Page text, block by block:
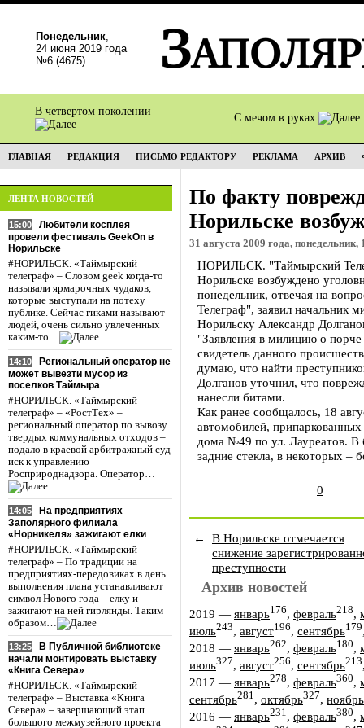
Понедельник,
24 июня 2019 года
№6 (4675)
В четвертом поколении
С мечом в руках
ГЛАВНАЯ РЕДАКЦИЯ ПИСЬМО РЕДАКТОРУ РЕКЛАМА АРХИВ
ЛЕНТА НОВОСТЕЙ
15:00
Любители косплея
провели фестиваль GeekOn в
Норильске
#НОРИЛЬСК. «Таймырский
телеграф» – Словом geek когда-то
называли ярмарочных чудаков,
которые выступали на потеху
публике. Сейчас гиками называют
людей, очень сильно увлеченных
каким-то…
14:10
Региональный оператор не
может вывезти мусор из
поселков Таймыра
#НОРИЛЬСК. «Таймырский
телеграф» – «РостТех» –
региональный оператор по вывозу
твердых коммунальных отходов –
подало в краевой арбитражный суд
иск к управлению
Росприроднадзора. Оператор…
14:05
На предприятиях
Заполярного филиала
«Норникеля» зажигают елки
#НОРИЛЬСК. «Таймырский
телеграф» – По традиции на
предприятиях-передовиках в день
выполнения плана устанавливают
символ Нового года – елку и
зажигают на ней гирлянды. Таким
образом…
13:25
В Публичной библиотеке
начали монтировать выставку
«Книга Севера»
#НОРИЛЬСК. «Таймырский
телеграф» – Выставка «Книга
Севера» – завершающий этап
большого межмузейного проекта
По факту
Норильске
31 августа 2009 года, понедельник,
НОРИЛЬСК. "Таймырский
Норильске возбуждено
понедельник, отвечая на
Телеграф", заявил начальник
Норильску Александр
"Заявления в милицию о
свидетель данного
думаю, что найти
Долганов уточнил, что
нанесли битами.
Как ранее сообщалось, 18
автомобилей,
дома №49 по ул. Лауреатов. В
задние стекла, в некоторых –
0
←
В Норильске отмечается
снижение
преступности
Архив новостей
2019 — январь176, февраль218,
июль243, август196, сентябрь179
2018 — январь262, февраль180,
июль327, август256, сентябрь213
2017 — январь278, февраль360,
сентябрь281, октябрь327, ноябрь
2016 — январь231, февраль380,